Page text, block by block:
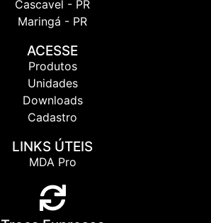
Cascavel - PR
Maringá - PR
ACESSE
Produtos
Unidades
Downloads
Cadastro
LINKS ÚTEIS
MDA Pro